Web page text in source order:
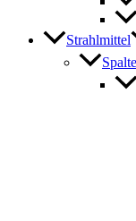
Strahlmittel